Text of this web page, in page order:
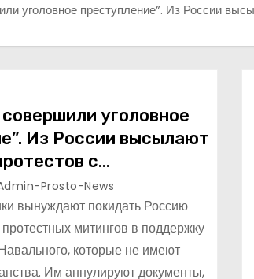
уголовное преступление”. Из России
уголовное
Из России высылают
с
паспортами
Prosto-News
вынуждают покидать Россию
митингов в поддержку
которые не имеют
Им аннулируют документы,